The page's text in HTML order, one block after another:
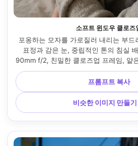
소프트 윈도우 클로즈
포옹하는 모자를 가로질러 내리는 부
표정과 감은 눈, 중립적인 톤의 침실
90mm f/2, 친밀한 클로즈업 프레임, 얕
러운 피부 모공, 현실적인 그림자, 부드
딩, 속눈썹에 날카로운 초
프롬프트 복사
비슷한 이미지 만들